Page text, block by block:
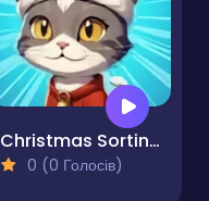
Christmas Sorting
0 (0 Голосів)